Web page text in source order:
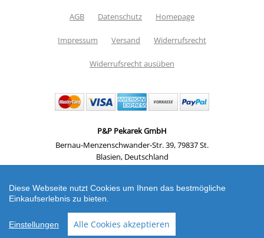
AGB Datenschutz Homepage
Impressum Versand Widerrufsrecht
Widerrufsrecht ausüben
P&P Pekarek GmbH
Bernau-Menzenschwander-Str. 39,79837 St.
Blasien, Deutschland
Telefon: +49 07133 183 7000,Email:info@pp-
Türschilder
Diese Webseite nutzt Cookies um Ihnen das bestmögliche
Einkaufserlebnis zu bieten.
Einstellungen Alle Cookies akzeptieren